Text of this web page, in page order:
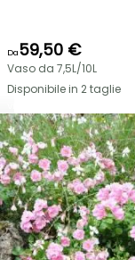
FLASH
FINO
AL
30%
DI
SCONTO
SU
UNA
Da59,50 €
Vaso da 7,5L/10L
Disponibile in 2 taglie